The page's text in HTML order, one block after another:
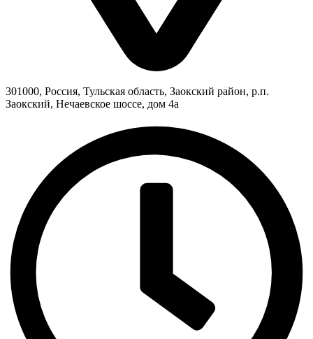
301000, Россия, Тульская область, Заокский район, р.п.
Заокский, Нечаевское шоссе, дом 4а